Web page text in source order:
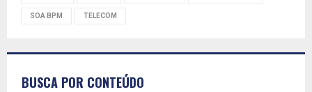
SOA BPM TELECOM
BUSCA POR CONTEÚDO